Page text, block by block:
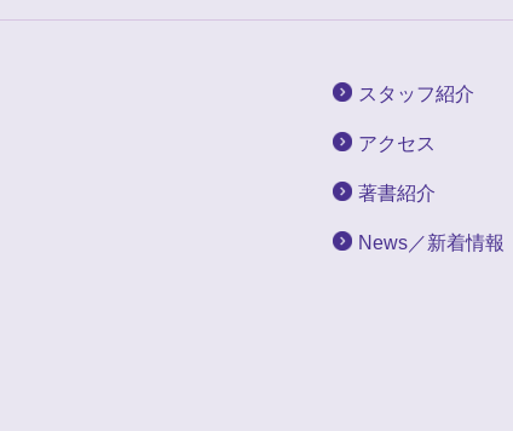
スタッフ紹介
アクセス
著書紹介
News／新着情報